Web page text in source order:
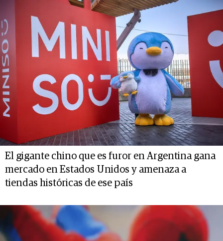
El gigante chino que es furor en Argentina gana
mercado en Estados Unidos y amenaza a
tiendas históricas de ese país